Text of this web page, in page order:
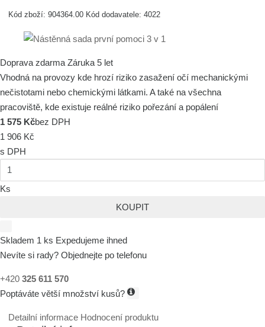
Kód zboží:904364.00 Kód dodavatele:4022
Doprava zdarma Záruka 5 let
Vhodná na provozy kde hrozí riziko zasažení očí mechanickými
nečistotami nebo chemickými látkami. A také na všechna
pracoviště, kde existuje reálné riziko pořezání a popálení
1 575 Kčbez DPH
1 906 Kč
s DPH
Ks
KOUPIT
Skladem 1 ks Expedujeme ihned
Nevíte si rady? Objednejte po telefonu
+420 325 611 570
Poptáváte větší množství kusů?
Detailní informace Hodnocení produktu